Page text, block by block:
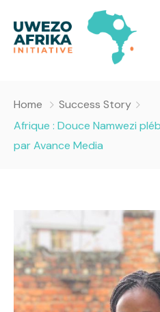
Nous
A propos
Projets
Success Story
Santé
Emissions
Opportunités
Home
Success Story
Afrique : Douce Namwezi
par Avance Media